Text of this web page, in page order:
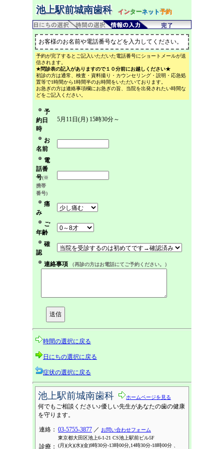
池上駅前城南歯科 インターネット予約
お客様のお名前や電話番号などを入力してください。
予約が完了するとご記入いただいた電話番号にショートメールが送
信されます。
★問診表の記入がありますので１０分前にお越しください★
初診の方は通常、検査・資料撮り・カウンセリング・説明・応急処
置等で1時間から1時間半のお時間をいただいております。
お急ぎの方は連絡事項欄にお急ぎの旨、当院を出発されたい時間な
どをご記入ください。
予
約日
時
5月11日(月) 15時30分～
お
名前
電
話番
号(※
携帯
番号)
痛
み
ご
年齢
確
認
連絡事項
（再診の方はお電話にてご予約ください。）
時間の選択に戻る
日にちの選択に戻る
症状の選択に戻る
池上駅前城南歯科 ホームページを見る
何でもご相談ください♪優しい先生があなたの歯の健康
を守ります。
連絡： 03-5755-3877 ／ お問い合わせフォーム
東京都大田区池上6-1-21 CS池上駅前ビル5F
診療： (月)(火)(水)(金)9時30分-13時00分,14時30分-18時00分 、